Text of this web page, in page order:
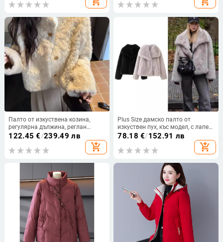
Палто от изкуствена козина,
регулярна дължина, реглан
ръкави, V-образно деколте, зима
122.45 €/239.49 лв
add_shopping_cart
Plus Size дамско палто от
изкуствен пух, къс модел, с лапел
яка, дълги ръкави, Спандекс
78.18 €/152.91 лв
add_shopping_cart